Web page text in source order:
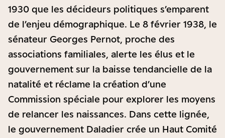
1930 que les décideurs politiques s’emparent
de l’enjeu démographique. Le 8 février 1938, le
sénateur Georges Pernot, proche des
associations familiales, alerte les élus et le
gouvernement sur la baisse tendancielle de la
natalité et réclame la création d’une
Commission spéciale pour explorer les moyens
de relancer les naissances. Dans cette lignée,
le gouvernement Daladier crée un Haut Comité